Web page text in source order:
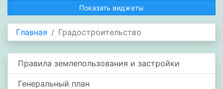
Показать виджеты
Главная Градостроительство
Правила землепользования и застройки
Генеральный план